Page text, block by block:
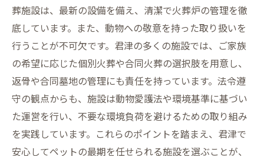
葬施設は、最新の設備を備え、清潔で火葬炉の管理を徹
底しています。また、動物への敬意を持った取り扱いを
行うことが不可欠です。君津の多くの施設では、ご家族
の希望に応じた個別火葬や合同火葬の選択肢を用意し、
返骨や合同墓地の管理にも責任を持っています。法令遵
守の観点からも、施設は動物愛護法や環境基準に基づい
た運営を行い、不要な環境負荷を避けるための取り組み
を実践しています。これらのポイントを踏まえ、君津で
安心してペットの最期を任せられる施設を選ぶことが、